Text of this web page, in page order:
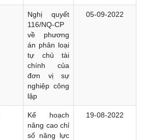
Nghị quyết
116/NQ-CP
về phương
án phân loại
tự chủ tài
chính của
đơn vị sự
nghiệp công
lập
05-09-2022
Kế hoạch
nâng cao chỉ
số năng lực
19-08-2022